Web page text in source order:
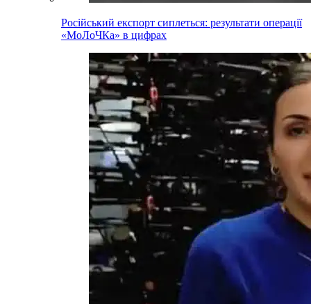
Російський експорт сиплеться: результати операції
«МоЛоЧКа» в цифрах